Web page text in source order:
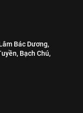
Bác Dương,
Bạch Chú,